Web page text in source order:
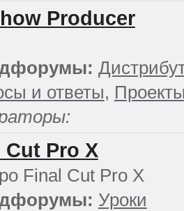
Producer
и ответы,
Cut Pro X
Final Cut Pro X
Уроки